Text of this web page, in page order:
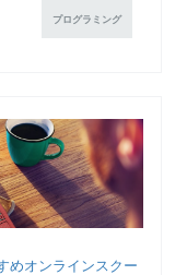
プログラミング
めオンラインスクー